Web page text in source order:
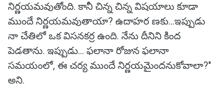
నిర్ణయమవుతోంది. కానీ చిన్న చిన్న విషయాలు కూడా
ముందే నిర్ణయమవుతాయా? ఉదాహర ణకు...ఇప్పుడు
నా చేతిలో ఒక విసనకర్ర ఉంది. నేను దీనిని కింద
పెడతాను. ఇప్పుడు... ఫలానా రోజున ఫలానా
సమయంలో, ఈ చర్య ముందే నిర్ణయమైందనుకోవాలా?"
అని.